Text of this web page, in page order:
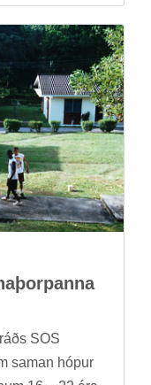
SOS
sam­an hóp­ur